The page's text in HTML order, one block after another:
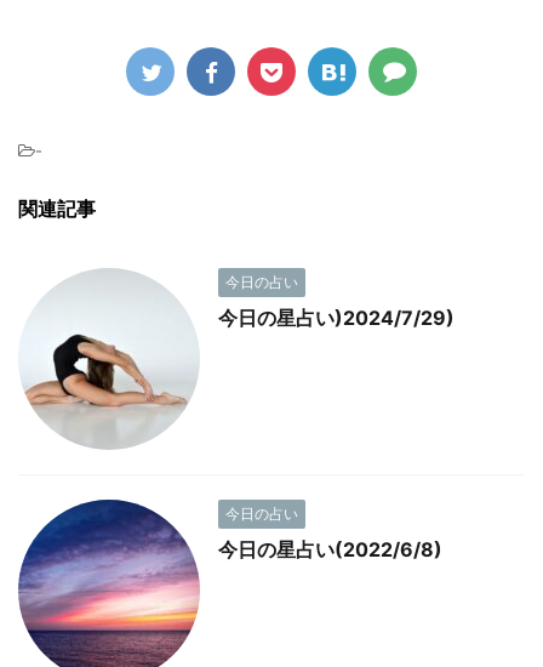
-
関連記事
今日の占い
今日の星占い)2024/7/29)
今日の占い
今日の星占い(2022/6/8)